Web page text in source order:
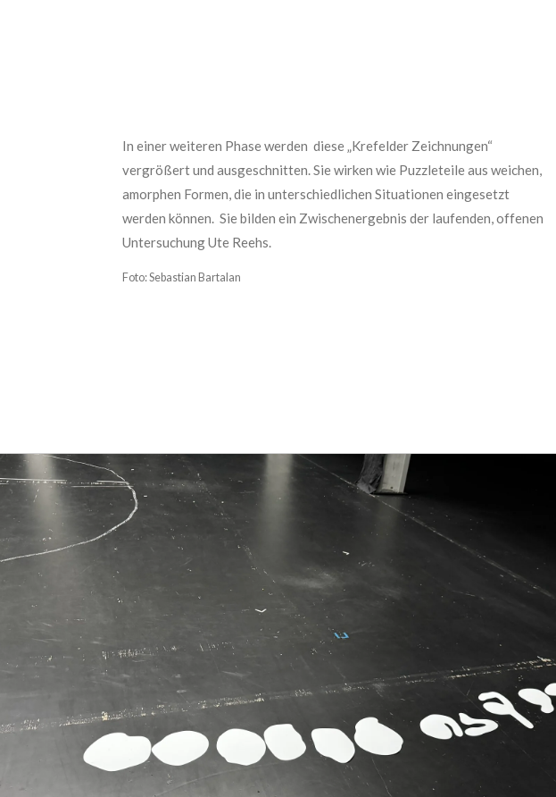
In einer weiteren Phase werden diese„Krefelder Zeichnungen“
vergrößert und ausgeschnitten. Sie wirken wie Puzzleteile aus weichen,
amorphen Formen, die in unterschiedlichen Situationen eingesetzt
werden können. Sie bilden ein Zwischenergebnis der laufenden, offenen
Untersuchung Ute Reehs.
Foto: Sebastian Bartalan